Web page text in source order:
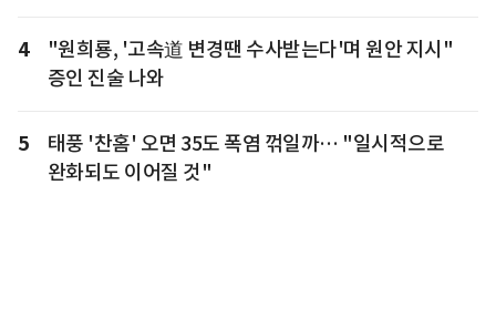
4
"원희룡, '고속道 변경땐 수사받는다'며 원안 지시"
증인 진술 나와
5
태풍 '찬홈' 오면 35도 폭염 꺾일까… "일시적으로
완화되도 이어질 것"